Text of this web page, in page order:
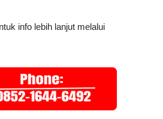
info lebih lanjut melalui